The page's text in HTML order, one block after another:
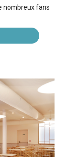
nombreux fans